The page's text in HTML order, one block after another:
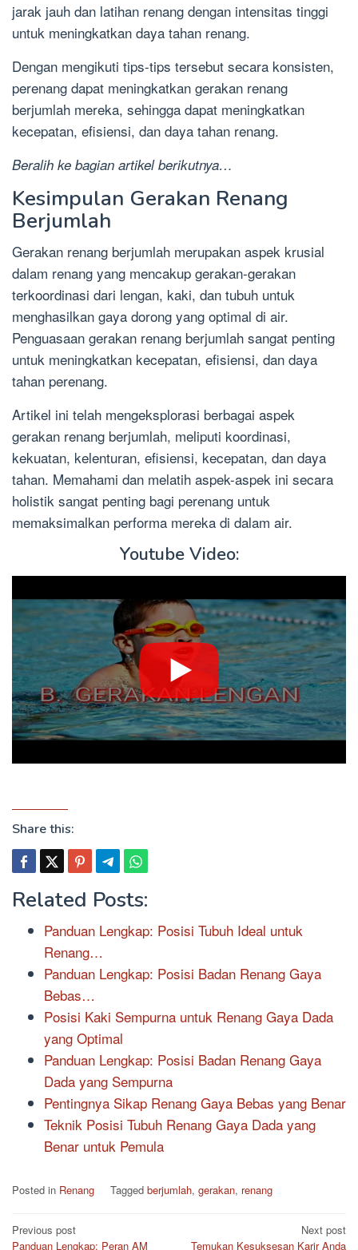
jarak jauh dan latihan renang dengan intensitas tinggi
untuk meningkatkan daya tahan renang.
Dengan mengikuti tips-tips tersebut secara konsisten,
perenang dapat meningkatkan gerakan renang
berjumlah mereka, sehingga dapat meningkatkan
kecepatan, efisiensi, dan daya tahan renang.
Beralih ke bagian artikel berikutnya…
Kesimpulan Gerakan Renang
Berjumlah
Gerakan renang berjumlah merupakan aspek krusial
dalam renang yang mencakup gerakan-gerakan
terkoordinasi dari lengan, kaki, dan tubuh untuk
menghasilkan gaya dorong yang optimal di air.
Penguasaan gerakan renang berjumlah sangat penting
untuk meningkatkan kecepatan, efisiensi, dan daya
tahan perenang.
Artikel ini telah mengeksplorasi berbagai aspek
gerakan renang berjumlah, meliputi koordinasi,
kekuatan, kelenturan, efisiensi, kecepatan, dan daya
tahan. Memahami dan melatih aspek-aspek ini secara
holistik sangat penting bagi perenang untuk
memaksimalkan performa mereka di dalam air.
Youtube Video:
Share this:
Related Posts:
Panduan Lengkap: Posisi Tubuh Ideal untuk
Renang…
Panduan Lengkap: Posisi Badan Renang Gaya
Bebas…
Posisi Kaki Sempurna untuk Renang Gaya Dada
yang Optimal
Panduan Lengkap: Posisi Badan Renang Gaya
Dada yang Sempurna
Pentingnya Sikap Renang Gaya Bebas yang Benar
Teknik Posisi Tubuh Renang Gaya Dada yang
Benar untuk Pemula
Posted in Renang Tagged berjumlah, gerakan, renang
Post
Previous post
Panduan Lengkap: Peran AM
Next post
Temukan Kesuksesan Karir Anda